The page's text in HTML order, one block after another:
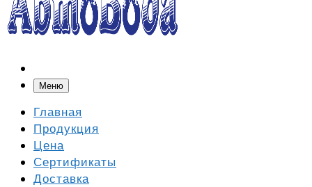
Меню
Главная
Продукция
Цена
Сертификаты
Доставка